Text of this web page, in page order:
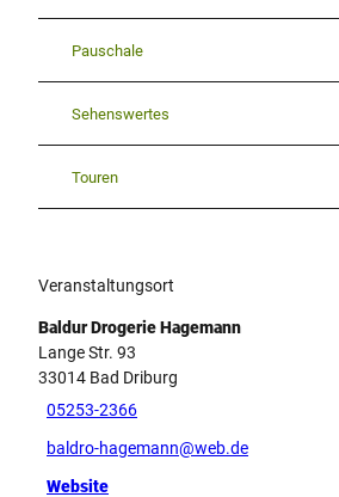
Pauschale
Sehenswertes
Touren
Veranstaltungsort
Baldur Drogerie Hagemann
Lange Str. 93
33014 Bad Driburg
05253-2366
baldro-hagemann@web.de
Website